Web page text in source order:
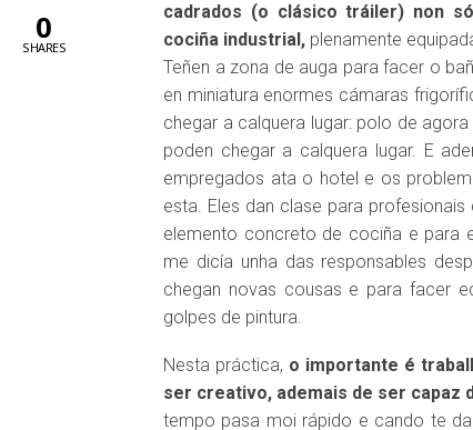
cadrados (o clásico tráiler) non
cociña industrial, plenamente
Teñen a zona de auga para facer o
en miniatura enormes cámaras
chegar a calquera lugar: polo de
poden chegar a calquera lugar. E
empregados ata o hotel e os
esta. Eles dan clase para
elemento concreto de cociña e para
me dicía unha das responsables
chegan novas cousas e para facer
golpes de pintura.
Nesta práctica, o importante é
ser creativo, ademais de ser capaz
tempo pasa moi rápido e cando te
0
SHARES